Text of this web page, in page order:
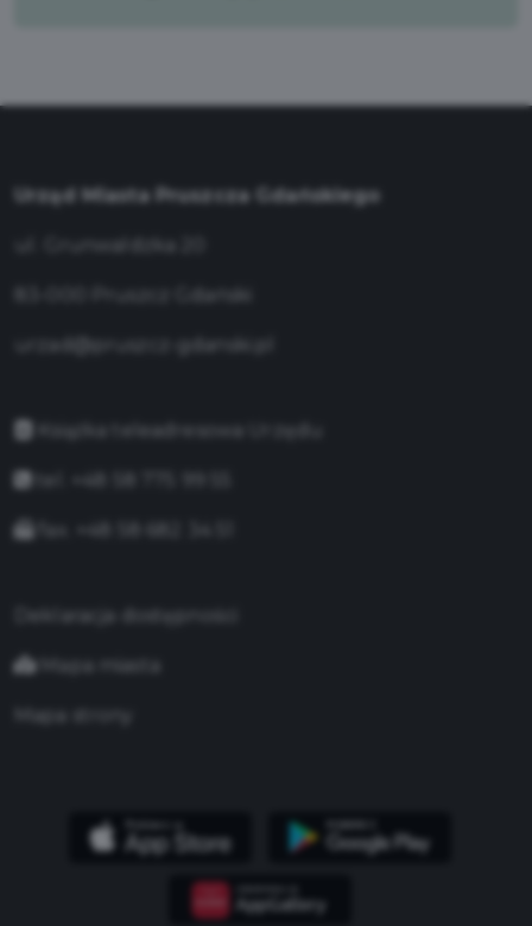
Urząd Miasta Pruszcza Gdańskiego
urzad@pruszcz-gdanski.pl
Książka teleadresowa Urzędu
Deklaracja dostępności
Mapa miasta
Mapa strony